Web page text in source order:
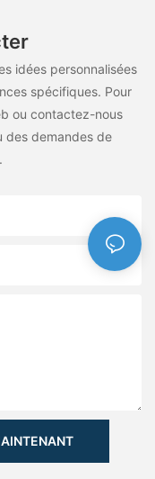
idées personnalisées
spécifiques. Pour
ou contactez-nous
des demandes de